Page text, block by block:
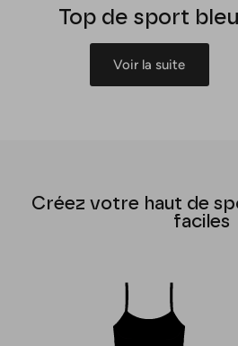
Top de sport bleu
Voir la suite
Créez votre haut de
faciles